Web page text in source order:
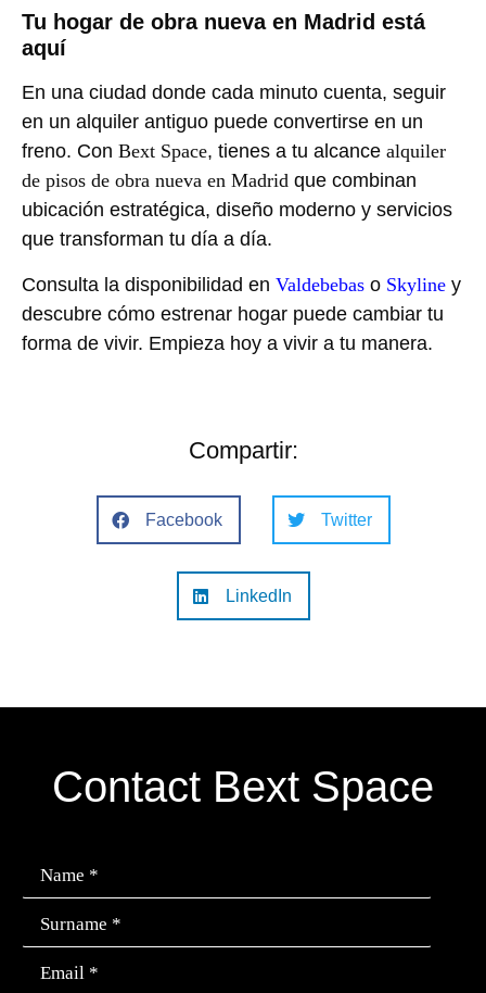
Tu hogar de obra nueva en Madrid está
aquí
En una ciudad donde cada minuto cuenta, seguir
en un alquiler antiguo puede convertirse en un
freno. Con Bext Space, tienes a tu alcance alquiler
de pisos de obra nueva en Madrid que combinan
ubicación estratégica, diseño moderno y servicios
que transforman tu día a día.
Consulta la disponibilidad en Valdebebas o Skyline y
descubre cómo estrenar hogar puede cambiar tu
forma de vivir. Empieza hoy a vivir a tu manera.
Compartir:
Facebook Twitter
LinkedIn
Contact Bext Space